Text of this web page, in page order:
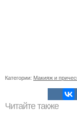
Категории: Макияж и
Читайте также